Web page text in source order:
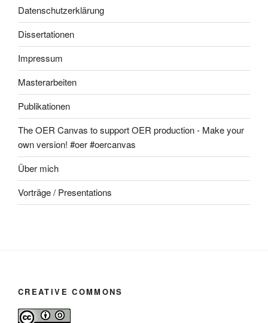
Datenschutzerklärung
Dissertationen
Impressum
Masterarbeiten
Publikationen
The OER Canvas to support OER production - Make your
own version! #oer #oercanvas
Über mich
Vorträge / Presentations
CREATIVE COMMONS